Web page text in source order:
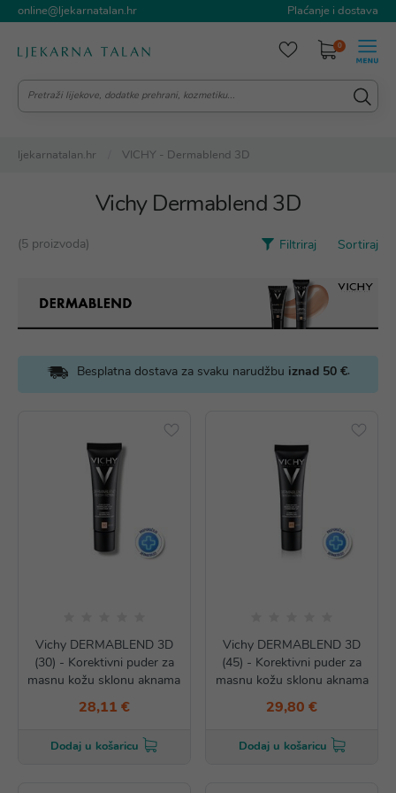
online@ljekarnatalan.hr Plaćanje i dostava
0
ljekarnatalan.hr VICHY - Dermablend 3D
Vichy Dermablend 3D
(5 proizvoda) Filtriraj Sortiraj
Besplatna dostava za svaku narudžbu iznad 50 €.
Vichy DERMABLEND 3D
(30) - Korektivni puder za
masnu kožu sklonu aknama
28,11 €
Dodaj u košaricu
Vichy DERMABLEND 3D
(45) - Korektivni puder za
masnu kožu sklonu aknama
29,80 €
Dodaj u košaricu